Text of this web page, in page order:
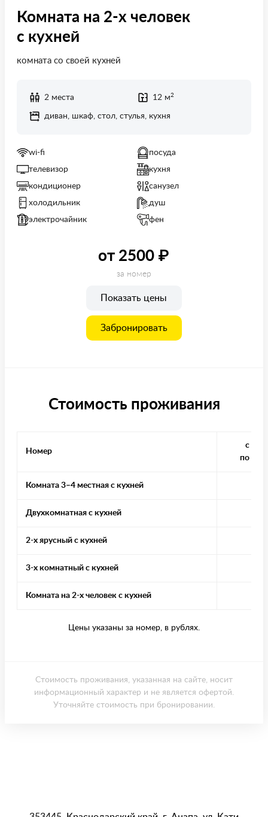
Комната на 2-х человек
с кухней
комната со своей кухней
2 места 12 м2
диван, шкаф, стол, стулья, кухня
wi-fi
телевизор
кондиционер
холодильник
электрочайник
посуда
кухня
санузел
душ
фен
от 2500 ₽
за номер
Показать цены
Забронировать
Стоимость проживания
Номер
с 1
по 14
Комната 3–4 местная с кухней
Двухкомнатная с кухней
2-х ярусный с кухней
3-х комнатный с кухней
Комната на 2-х человек с кухней
Цены указаны за номер, в рублях.
Стоимость проживания, указанная на сайте, носит
информационный характер и не является офертой.
Уточняйте стоимость при бронировании.